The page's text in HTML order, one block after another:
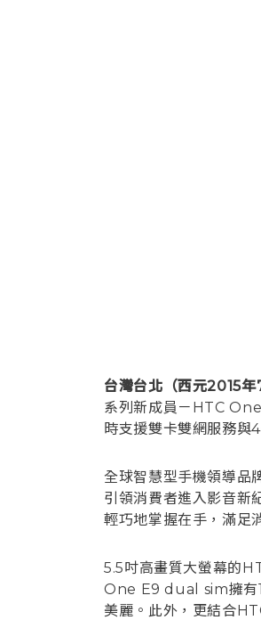
台灣台北（西元2015年
系列新成員－HTC
時支援雙卡雙網服務與
全球智慧型手機領導
引領消費者進入影音
輕巧地掌握在手，滿足
5.5吋高畫質大螢幕的
One E9 dual sim擁有
美麗。此外，更結合